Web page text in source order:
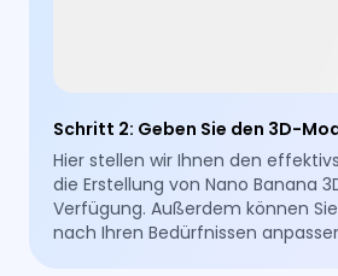
Schritt 2: Geben Sie den 3D-
Hier stellen wir Ihnen den
die Erstellung von Nano Banana
Verfügung. Außerdem können
nach Ihren Bedürfnissen